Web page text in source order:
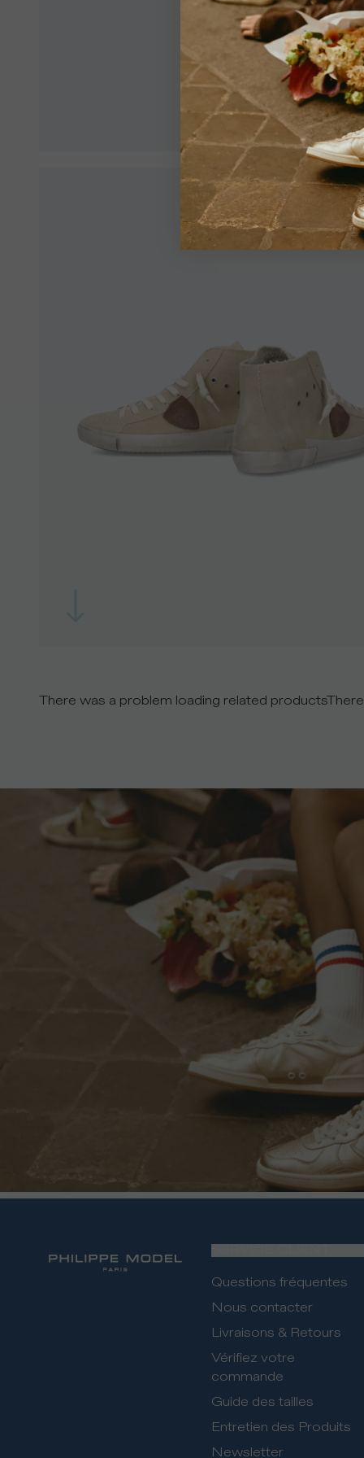
There was a problem loading related products
Questions fréquentes
Nous contacter
Livraisons & Retours
Vérifiez votre
commande
Guide des tailles
Entretien des Produits
Newsletter
Veillez
de
Voir